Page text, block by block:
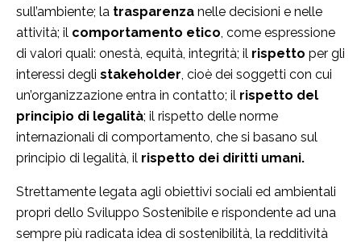
sull’ambiente; la trasparenza nelle decisioni e nelle
attività; il comportamento etico, come espressione
di valori quali: onestà, equità, integrità; il rispetto per gli
interessi degli stakeholder, cioè dei soggetti con cui
un’organizzazione entra in contatto; il rispetto del
principio di legalità; il rispetto delle norme
internazionali di comportamento, che si basano sul
principio di legalità, il rispetto dei diritti umani.
Strettamente legata agli obiettivi sociali ed ambientali
propri dello Sviluppo Sostenibile e rispondente ad una
sempre più radicata idea di sostenibilità, la redditività